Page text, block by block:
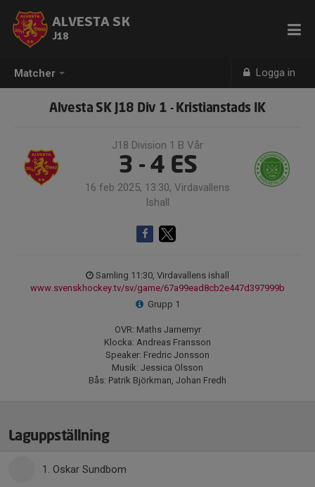
Matcher Logga in
ALVESTA SK
J18
Alvesta SK J18 Div 1 - Kristianstads IK
J18 Division 1 B Vår
3 - 4 ES
16 feb 2025, 13:30, Virdavallens
Ishall
Samling 11:30, Virdavallens ishall
www.svenskhockey.tv/sv/game/67a99ead8cb2e447d397999b
Grupp 1
OVR: Maths Jarnemyr
Klocka: Andreas Fransson
Speaker: Fredric Jonsson
Musik: Jessica Olsson
Bås: Patrik Björkman, Johan Fredh
Laguppställning
1. Oskar Sundbom